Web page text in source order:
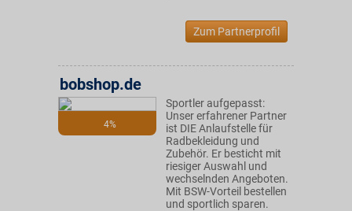
Zum Partnerprofil
4%
bobshop.de
Sportler aufgepasst:
Unser erfahrener Partner
ist DIE Anlaufstelle für
Radbekleidung und
Zubehör. Er besticht mit
riesiger Auswahl und
wechselnden Angeboten.
Mit BSW-Vorteil bestellen
und sportlich sparen.